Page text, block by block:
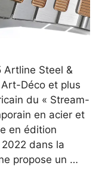
Artline Steel &
Déco et plus
du « Stream-
en acier et
en édition
dans la
propose un …